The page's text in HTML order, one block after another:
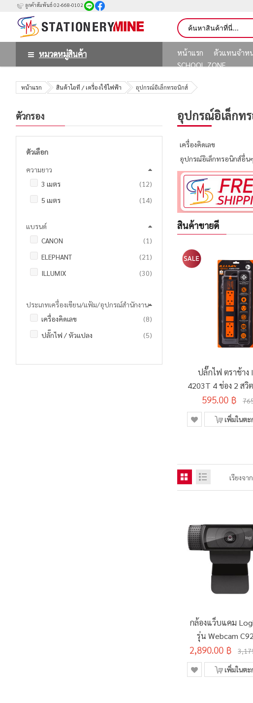
ลูกค้าสัมพันธ์ 02-668-0102
หมวดหมู่สินค้า หน้าแรก ตัวแทนจำห
SCHOOL ZONE
หน้าแรก สินค้าไอที / เครื่องใช้ไฟฟ้า อุปกรณ์อิเล็กทรอนิกส์
อุปกรณ์อิเล็กท
เครื่องคิดเลข
อุปกรณ์อิเล็กทรอนิกส์อื่นๆ
สินค้าขายดี
ปลั๊กไฟ ตราช้าง
4203T 4 ช่อง 2 สวิ
595.00 ฿
เพิ่มในตะ
เรียงจาก
กล้องแว็บแคม
รุ่น Webcam
2,890.00 ฿
เพิ่มในตะ
ตัวกรอง
ตัวเลือก
ความยาว
3 เมตร
12รายการ
5 เมตร
14รายการ
แบรนด์
CANON
1 ชิ้น
ELEPHANT
21 รายการ
ILLUMIX
30รายการ
Panasonic
9รายการ
ประเภทเครื่องเขียน/แฟ้ม/อุปกรณ์สำนักงาน
เครื่องคิดเลข
8รายการ
ปลั๊กไฟ / หัวแปลง
5รายการ